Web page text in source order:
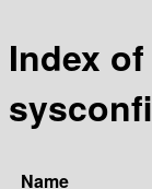
Index
Name